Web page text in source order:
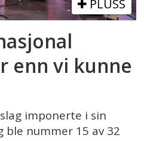
PLUSS
enn vi kunne
imponerte i sin
nummer 15 av 32